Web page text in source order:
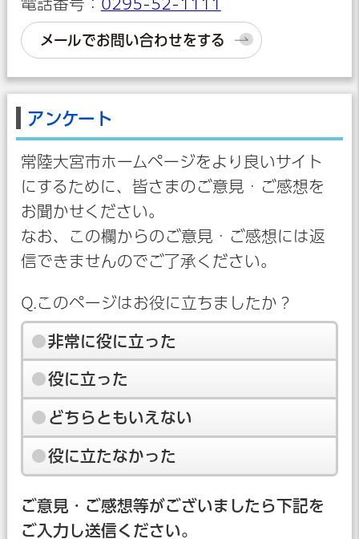
電話番号： 0295-52-1111
メールでお問い合わせをする
アンケート
常陸大宮市ホームページをより良いサイト
にするために、皆さまのご意見・ご感想を
お聞かせください。
なお、この欄からのご意見・ご感想には返
信できませんのでご了承ください。
Q.このページはお役に立ちましたか？
非常に役に立った
役に立った
どちらともいえない
役に立たなかった
ご意見・ご感想等がございましたら下記を
ご入力し送信ください。